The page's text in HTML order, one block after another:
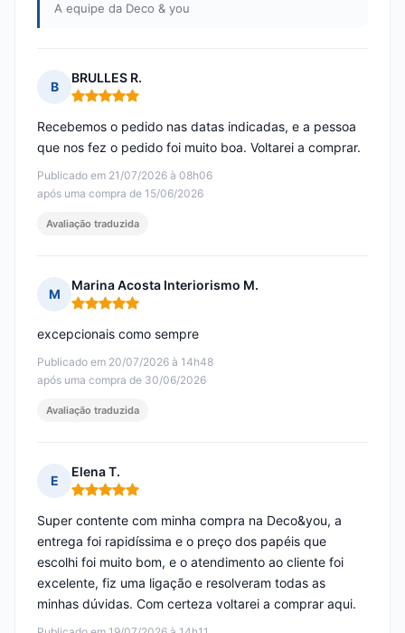
A equipe da Deco & you
B
BRULLES R.
Nota: 5 em 5
Publicado em 21/07/2026 à 08h06
após uma compra de 15/06/2026
Recebemos o pedido nas datas indicadas, e a pessoa
que nos fez o pedido foi muito boa. Voltarei a comprar.
Avaliação traduzida
M
Marina Acosta Interiorismo M.
Nota: 5 em 5
Publicado em 20/07/2026 à 14h48
após uma compra de 30/06/2026
excepcionais como sempre
Avaliação traduzida
E
Elena T.
Nota: 5 em 5
Super contente com minha compra na Deco&you, a
entrega foi rapidíssima e o preço dos papéis que
escolhi foi muito bom, e o atendimento ao cliente foi
excelente, fiz uma ligação e resolveram todas as
minhas dúvidas. Com certeza voltarei a comprar aqui.